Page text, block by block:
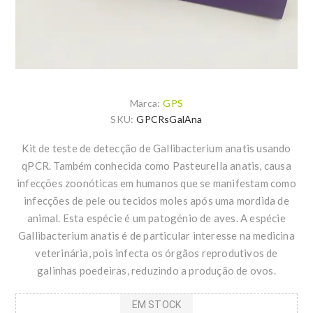
Marca: GPS
SKU: GPCRsGalAna
Kit de teste de detecção de Gallibacterium anatis usando
qPCR. Também conhecida como Pasteurella anatis, causa
infecções zoonóticas em humanos que se manifestam como
infecções de pele ou tecidos moles após uma mordida de
animal. Esta espécie é um patogénio de aves. A espécie
Gallibacterium anatis é de particular interesse na medicina
veterinária, pois infecta os órgãos reprodutivos de
galinhas poedeiras, reduzindo a produção de ovos.
EM STOCK